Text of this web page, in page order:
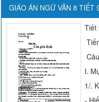
GIÁO ÁN NGỮ VĂN 8 TIẾT
Tiết
I.
1/.
-